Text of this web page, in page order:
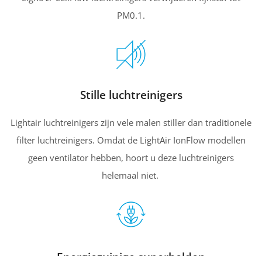
PM0.1.
Stille luchtreinigers
Lightair luchtreinigers zijn vele malen stiller dan traditionele
filter luchtreinigers. Omdat de LightAir IonFlow modellen
geen ventilator hebben, hoort u deze luchtreinigers
helemaal niet.